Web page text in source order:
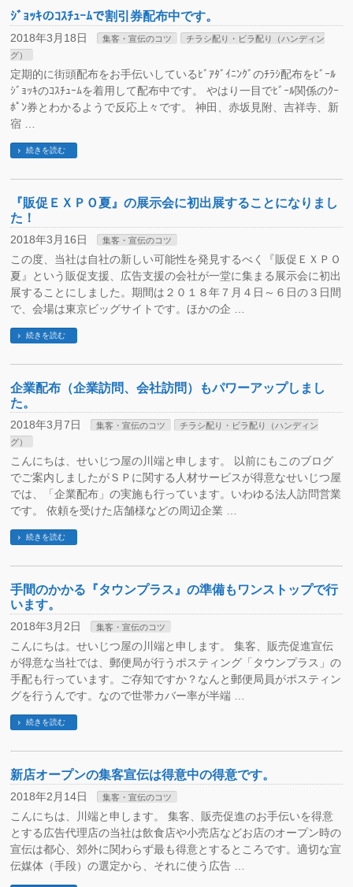
ｼﾞｮｯｷのｺｽﾁｭｰﾑで割引券配布中です。
2018年3月18日 集客・宣伝のコツ
チラシ配り・ビラ配り（ハンディン
グ）
定期的に街頭配布をお手伝いしているﾋﾞｱﾀﾞｲﾆﾝｸﾞのﾁﾗｼ配布をﾋﾞｰﾙ
ｼﾞｮｯｷのｺｽﾁｭｰﾑを着用して配布中です。 やはり一目でﾋﾞｰﾙ関係のｸｰ
ﾎﾟﾝ券とわかるようで反応上々です。 神田、赤坂見附、吉祥寺、新
宿 …
続きを読む
『販促ＥＸＰＯ夏』の展示会に初出展することになりまし
た！
2018年3月16日 集客・宣伝のコツ
この度、当社は自社の新しい可能性を発見するべく『販促ＥＸＰＯ
夏』という販促支援、広告支援の会社が一堂に集まる展示会に初出
展することにしました。期間は２０１８年７月４日～６日の３日間
で、会場は東京ビッグサイトです。ほかの企 …
続きを読む
企業配布（企業訪問、会社訪問）もパワーアップしまし
た。
2018年3月7日 集客・宣伝のコツ
チラシ配り・ビラ配り（ハンディン
グ）
こんにちは、せいじつ屋の川端と申します。 以前にもこのブログ
でご案内しましたがＳＰに関する人材サービスが得意なせいじつ屋
では、「企業配布」の実施も行っています。いわゆる法人訪問営業
です。 依頼を受けた店舗様などの周辺企業 …
続きを読む
手間のかかる『タウンプラス』の準備もワンストップで行
います。
2018年3月2日 集客・宣伝のコツ
こんにちは。せいじつ屋の川端と申します。 集客、販売促進宣伝
が得意な当社では、郵便局が行うポスティング「タウンプラス」の
手配も行っています。ご存知ですか？なんと郵便局員がポスティン
グを行うんです。なので世帯カバー率が半端 …
続きを読む
新店オープンの集客宣伝は得意中の得意です。
2018年2月14日 集客・宣伝のコツ
こんにちは、川端と申します。 集客、販売促進のお手伝いを得意
とする広告代理店の当社は飲食店や小売店などお店のオープン時の
宣伝は都心、郊外に関わらず最も得意とするところです。適切な宣
伝媒体（手段）の選定から、それに使う広告 …